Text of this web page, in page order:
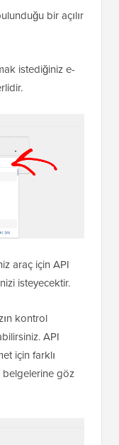
bir açılır
istediğiniz e-
araç için API
isteyecektir.
kontrol
API
için farklı
belgelerine göz